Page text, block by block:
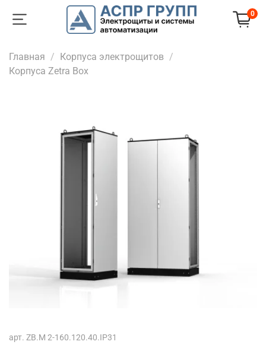
0
Главная
Корпуса электрощитов
Корпуса Zetra Box
арт. ZB.M 2-160.120.40.IP31